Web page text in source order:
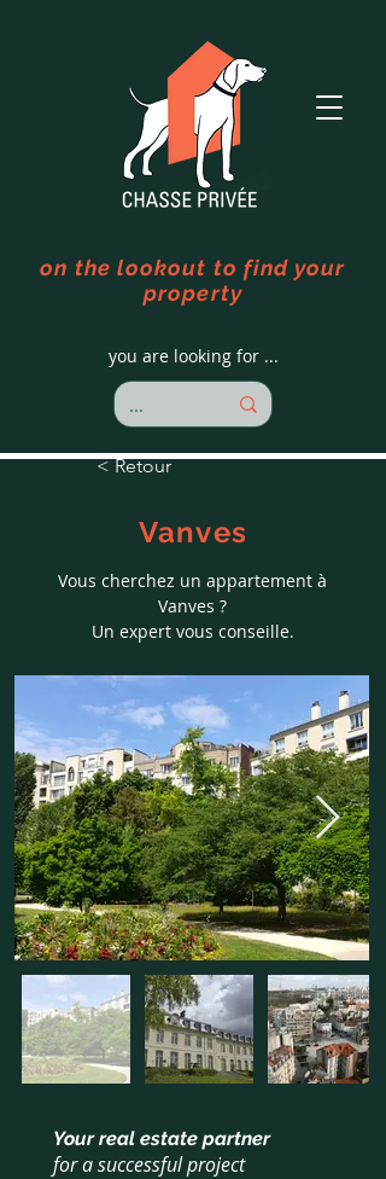
on the lookout to find your
property
you are looking for ...
< Retour
Vanves
Vous cherchez un appartement à
Vanves ?
Un expert vous conseille.
Your real estate partner
for a successful project